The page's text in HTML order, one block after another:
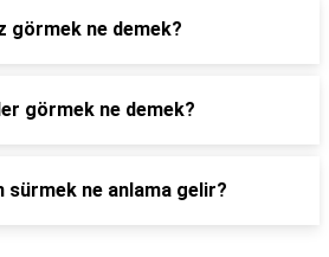
görmek ne demek?
görmek ne demek?
sürmek ne anlama gelir?